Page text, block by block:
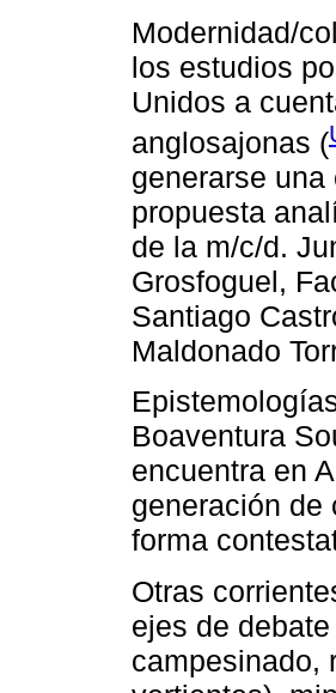
Modernidad/
los estudios
Unidos a
anglosajonas (
generarse
propuesta
de la m/c/d.
Grosfoguel,
Santiago
Maldonado
Boaventura
encuentra en
generación de
forma
Otras
ejes de
campesinado,